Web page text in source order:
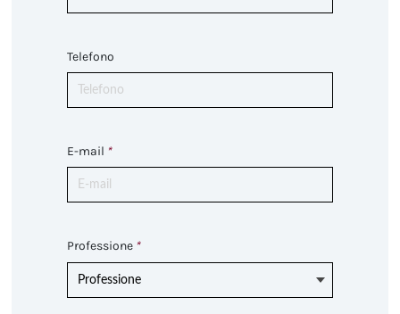
Telefono
E-mail *
Professione *
Professione